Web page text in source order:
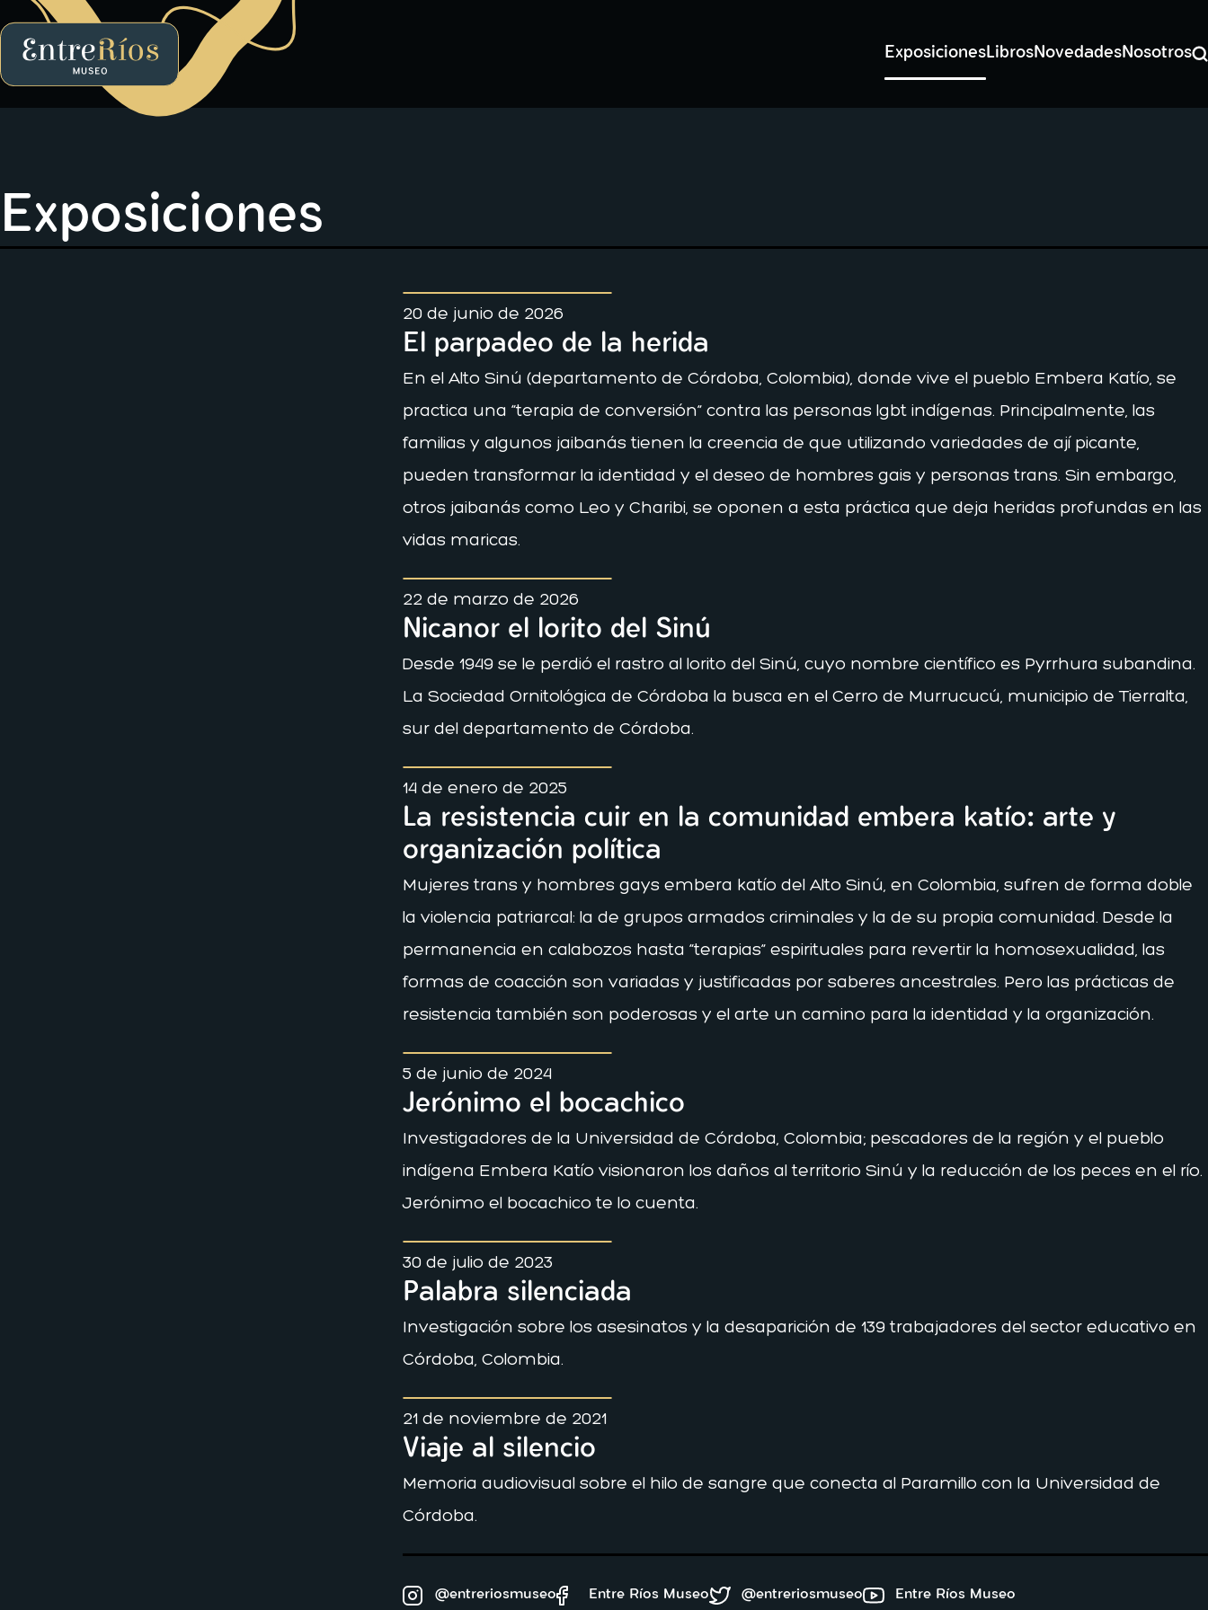
EntreRíos Museo
ExposicionesLibrosNovedadesNosotros
Exposiciones
20 de junio de 2026
El parpadeo de la herida
En el Alto Sinú (departamento de Córdoba, Colombia), donde vive el pueblo Embera Katío, se
practica una “terapia de conversión” contra las personas lgbt indígenas. Principalmente, las
familias y algunos jaibanás tienen la creencia de que utilizando variedades de ají picante,
pueden transformar la identidad y el deseo de hombres gais y personas trans. Sin embargo,
otros jaibanás como Leo y Charibi, se oponen a esta práctica que deja heridas profundas en las
vidas maricas.
22 de marzo de 2026
Nicanor el lorito del Sinú
Desde 1949 se le perdió el rastro al lorito del Sinú, cuyo nombre científico es Pyrrhura subandina.
La Sociedad Ornitológica de Córdoba la busca en el Cerro de Murrucucú, municipio de Tierralta,
sur del departamento de Córdoba.
14 de enero de 2025
La resistencia cuir en la comunidad embera katío: arte y
organización política
Mujeres trans y hombres gays embera katío del Alto Sinú, en Colombia, sufren de forma doble
la violencia patriarcal: la de grupos armados criminales y la de su propia comunidad. Desde la
permanencia en calabozos hasta “terapias” espirituales para revertir la homosexualidad, las
formas de coacción son variadas y justificadas por saberes ancestrales. Pero las prácticas de
resistencia también son poderosas y el arte un camino para la identidad y la organización.
5 de junio de 2024
Jerónimo el bocachico
Investigadores de la Universidad de Córdoba, Colombia; pescadores de la región y el pueblo
indígena Embera Katío visionaron los daños al territorio Sinú y la reducción de los peces en el río.
Jerónimo el bocachico te lo cuenta.
30 de julio de 2023
Palabra silenciada
Investigación sobre los asesinatos y la desaparición de 139 trabajadores del sector educativo en
Córdoba, Colombia.
21 de noviembre de 2021
Viaje al silencio
Memoria audiovisual sobre el hilo de sangre que conecta al Paramillo con la Universidad de
Córdoba.
@entreriosmuseo Entre Ríos Museo @entreriosmuseo Entre Ríos Museo